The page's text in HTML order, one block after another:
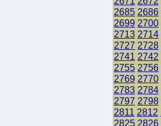
2685 2686
2699 2700
2713 2714
2727 2728
2741 2742
2755 2756
2769 2770
2783 2784
2797 2798
2811 2812
2825 2826